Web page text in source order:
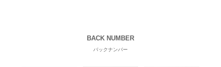
BACK NUMBER
バックナンバー